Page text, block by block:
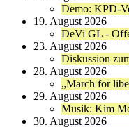
Demo: KPD-
19. August 2026
DeVi GL -
23. August 2026
Diskussion
28. August 2026
„March for
29. August 2026
Musik: Kim
30. August 2026